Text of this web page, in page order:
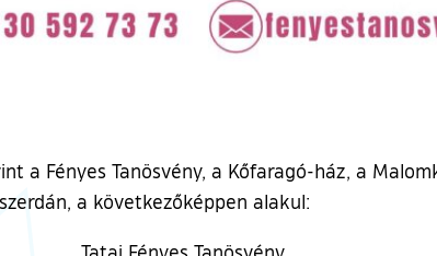
a Fényes Tanösvény, a Kőfaragó-ház, a
a következőképpen alakul: